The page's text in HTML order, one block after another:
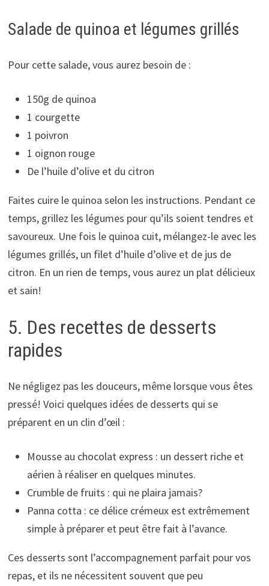
Salade de quinoa et légumes grillés
Pour cette salade, vous aurez besoin de :
150g de quinoa
1 courgette
1 poivron
1 oignon rouge
De l’huile d’olive et du citron
Faites cuire le quinoa selon les instructions. Pendant ce
temps, grillez les légumes pour qu’ils soient tendres et
savoureux. Une fois le quinoa cuit, mélangez-le avec les
légumes grillés, un filet d’huile d’olive et de jus de
citron. En un rien de temps, vous aurez un plat délicieux
et sain!
5. Des recettes de desserts
rapides
Ne négligez pas les douceurs, même lorsque vous êtes
pressé! Voici quelques idées de desserts qui se
préparent en un clin d’œil :
Mousse au chocolat express : un dessert riche et
aérien à réaliser en quelques minutes.
Crumble de fruits : qui ne plaira jamais?
Panna cotta : ce délice crémeux est extrêmement
simple à préparer et peut être fait à l’avance.
Ces desserts sont l’accompagnement parfait pour vos
repas, et ils ne nécessitent souvent que peu